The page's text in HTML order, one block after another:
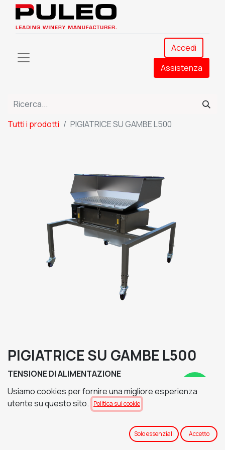
Accedi
Assistenza​
Tutti i prodotti PIGIATRICE SU GAMBE L500
PIGIATRICE SU GAMBE L500
TENSIONE DI ALIMENTAZIONE
Usiamo cookies per fornire una migliore esperienza
utente su questo sito.
Politica sui cookie
Solo essenziali Accetto